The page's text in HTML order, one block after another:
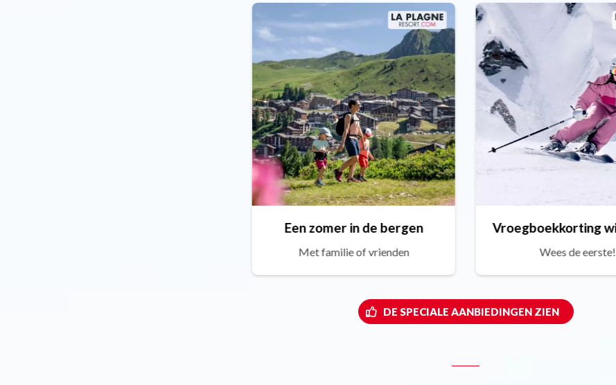
Een zomer in de bergen
Met familie of vrienden Wees de eerste!
DE SPECIALE AANBIEDINGEN ZIEN